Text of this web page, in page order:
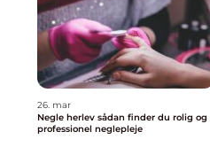
26. mar
Negle herlev sådan finder du rolig og
professionel neglepleje